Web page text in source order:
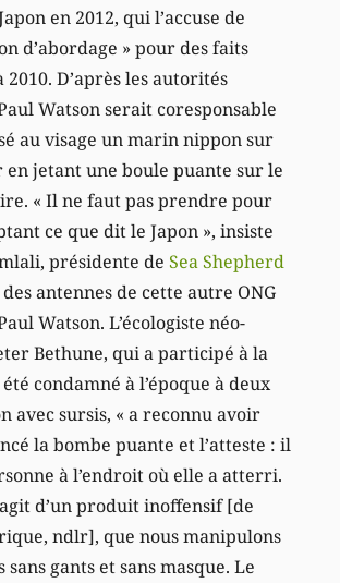
en 2012, qui l’accuse de
d’abordage » pour des faits
D’après les autorités
Watson serait coresponsable
au visage un marin nippon sur
jetant une boule puante sur le
« Il ne faut pas prendre pour
ce que dit le Japon », insiste
présidente de Sea Shepherd
des antennes de cette autre ONG
Watson. L’écologiste néo-
Bethune, qui a participé à la
condamné à l’époque à deux
avec sursis, « a reconnu avoir
la bombe puante et l’atteste : il
à l’endroit où elle a atterri.
d’un produit inoffensif [de
ndlr], que nous manipulons
sans gants et sans masque. Le